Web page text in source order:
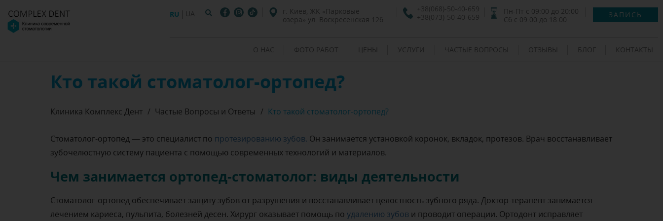
RU UA
г. Киев, ЖК «Парковые
озера» ул. Воскресенская 12б
+38(068)-50-40-659
+38(073)-50-40-659
Пн-Пт с 09:00 до 20:00
Сб с 09:00 до 18:00
ЗАПИСЬ
О НАС ФОТО РАБОТ ЦЕНЫ УСЛУГИ ЧАСТЫЕ ВОПРОСЫ ОТЗЫВЫ БЛОГ КОНТАКТЫ
Кто такой стоматолог-ортопед?
Клиника Комплекс Дент / Частые Вопросы и Ответы / Кто такой стоматолог-ортопед?
Стоматолог-ортопед — это специалист по протезированию зубов. Он занимается установкой коронок, вкладок, протезов. Врач восстанавливает
зубочелюстную систему пациента с помощью современных технологий и материалов.
Чем занимается ортопед-стоматолог: виды деятельности
Стоматолог-ортопед обеспечивает защиту зубов от разрушения и восстанавливает целостность зубного ряда. Доктор-терапевт занимается
лечением кариеса, пульпита, болезней десен. Хирург оказывает помощь по удалению зубов и проводит операции. Ортодонт исправляет